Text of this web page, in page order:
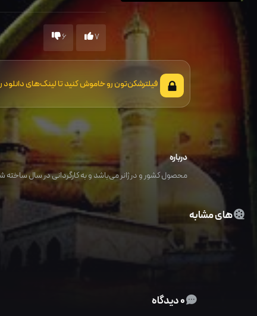
7
6
فیلترشکن‌تون رو خاموش کنید تا لینک‌های دانلود
درباره
محصول کشور و در ژانر می‌باشد و به کارگردانی در سال ساخته
های مشابه
0 دیدگاه